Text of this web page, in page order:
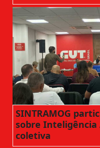
SINTRAMOG
sobre Inteligência
coletiva